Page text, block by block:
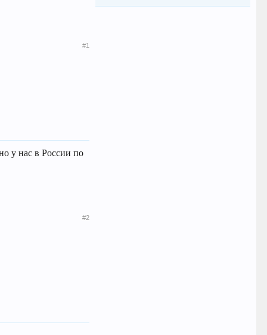
#1
у нас в России по
#2